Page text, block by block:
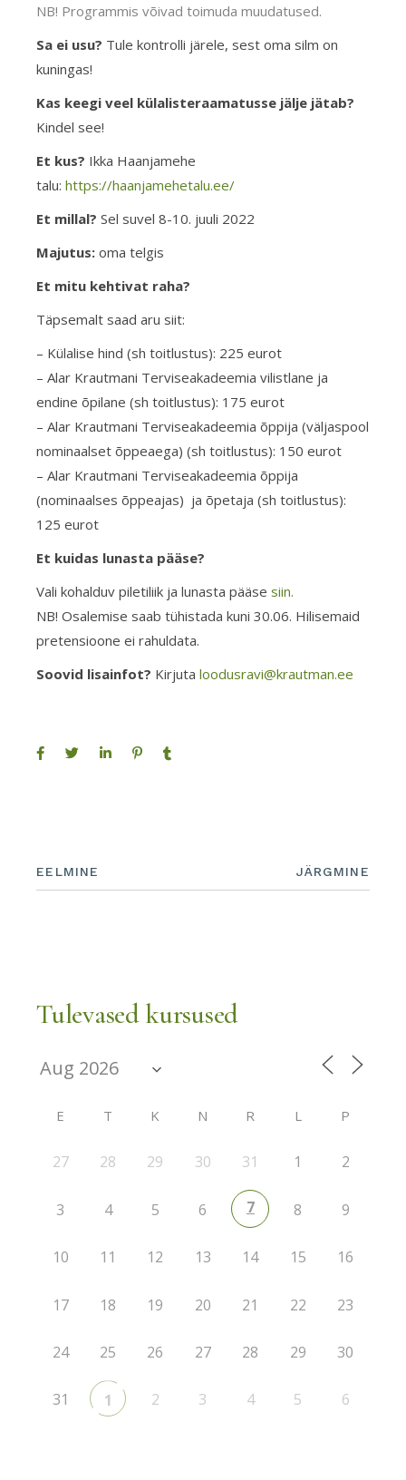
NB! Programmis võivad toimuda muudatused.
Sa ei usu? Tule kontrolli järele, sest oma silm on
kuningas!
Kas keegi veel külalisteraamatusse jälje jätab?
Kindel see!
Et kus? Ikka Haanjamehe
talu:https://haanjamehetalu.ee/
Et millal? Sel suvel8-10. juuli 2022
Majutus: oma telgis
Et mitu kehtivat raha?
Täpsemalt saad aru siit:
– Külalise hind (sh toitlustus): 225 eurot
– Alar Krautmani Terviseakadeemia vilistlane ja
endine õpilane (sh toitlustus): 175 eurot
– Alar Krautmani Terviseakadeemia õppija (väljaspool
nominaalset õppeaega) (sh toitlustus): 150 eurot
– Alar Krautmani Terviseakadeemia õppija
(nominaalses õppeajas) ja õpetaja (sh toitlustus):
125 eurot
Et kuidas lunasta pääse?
Vali kohalduv piletiliik ja lunasta pääsesiin.
NB! Osalemise saab tühistada kuni 30.06. Hilisemaid
pretensioone ei rahuldata.
Soovid lisainfot? Kirjuta loodusravi@krautman.ee
EELMINE JÄRGMINE
Tulevased kursused
E T K N R L P
27 28 29 30 31 1 2
3 4 5 6 7 8 9
10 11 12 13 14 15 16
17 18 19 20 21 22 23
24 25 26 27 28 29 30
31 1 2 3 4 5 6